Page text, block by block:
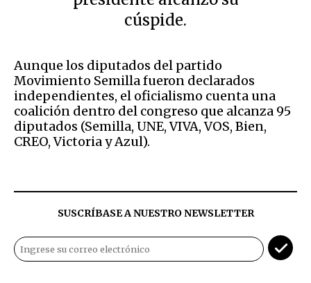
cúspide.
Aunque los diputados del partido
Movimiento Semilla fueron declarados
independientes, el oficialismo cuenta una
coalición dentro del congreso que alcanza 95
diputados (Semilla, UNE, VIVA, VOS, Bien,
CREO, Victoria y Azul).
SUSCRÍBASE A NUESTRO NEWSLETTER